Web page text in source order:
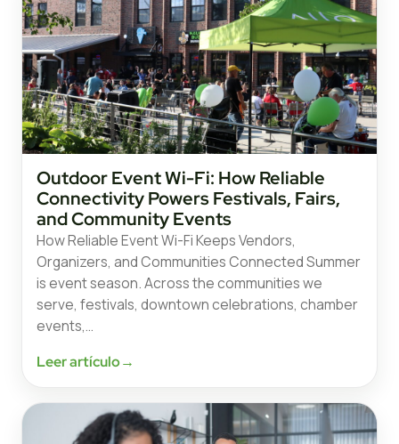
Outdoor Event Wi-Fi: How Reliable
Connectivity Powers Festivals, Fairs,
and Community Events
How Reliable Event Wi-Fi Keeps Vendors,
Organizers, and Communities Connected Summer
is event season. Across the communities we
serve, festivals, downtown celebrations, chamber
events,…
Leer artículo→